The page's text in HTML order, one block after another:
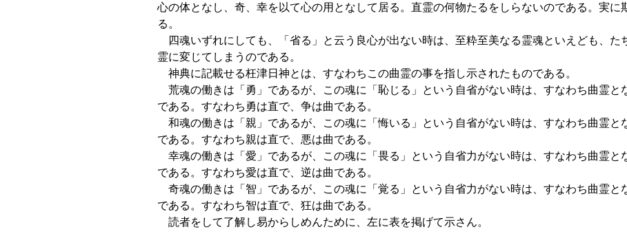
心の体となし、奇、幸を以て心の用となして居る。直霊の何物たるをしらないのである。実に
る。
四魂いずれにしても、「省る」と云う良心が出ない時は、至粋至美なる霊魂といえども、た
霊に変じてしまうのである。
神典に記載せる枉津日神とは、すなわちこの曲霊の事を指し示されたものである。
荒魂の働きは「勇」であるが、この魂に「恥じる」という自省がない時は、すなわち曲霊と
である。すなわち勇は直で、争は曲である。
和魂の働きは「親」であるが、この魂に「悔いる」という自省がない時は、すなわち曲霊と
である。すなわち親は直で、悪は曲である。
幸魂の働きは「愛」であるが、この魂に「畏る」という自省力がない時は、すなわち曲霊と
である。すなわち愛は直で、逆は曲である。
奇魂の働きは「智」であるが、この魂に「覚る」という自省力がない時は、すなわち曲霊と
である。すなわち智は直で、狂は曲である。
読者をして了解し易からしめんために、左に表を掲げて示さん。